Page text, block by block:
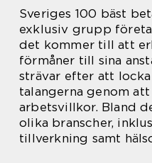
Sveriges 100 bäst
exklusiv grupp
det kommer till att
förmåner till sina
strävar efter att
talangerna genom
arbetsvillkor. Bland
olika branscher,
tillverkning samt